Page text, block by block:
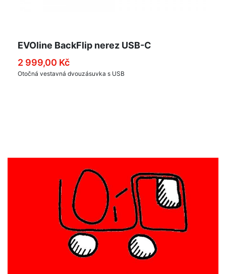
EVOline BackFlip nerez USB-C
2 999,00 Kč
Otočná vestavná dvouzásuvka s USB